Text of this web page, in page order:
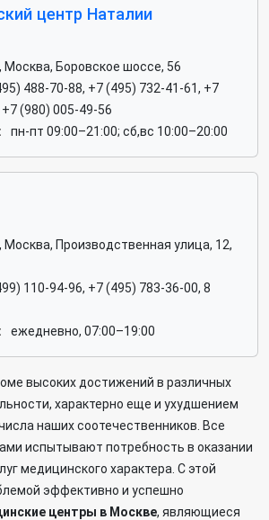
центр Наталии
Москва, Боровское шоссе, 56
488-70-88, +7 (495) 732-41-61, +7
(980) 005-49-56
пн-пт 09:00–21:00; сб,вс 10:00–20:00
Москва, Производственная улица, 12,
110-94-96, +7 (495) 783-36-00, 8
ежедневно, 07:00–19:00
высоких достижений в различных
характерно еще и ухудшением
наших соотечественников. Все
испытывают потребность в оказании
медицинского характера. С этой
эффективно и успешно
центры в Москве, являющиеся